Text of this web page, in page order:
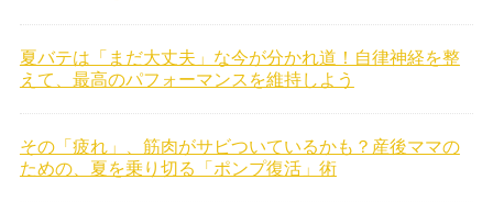
夏バテは「まだ大丈夫」な今が分かれ道！自律神経を整
えて、最高のパフォーマンスを維持しよう
その「疲れ」、筋肉がサビついているかも？産後ママの
ための、夏を乗り切る「ポンプ復活」術